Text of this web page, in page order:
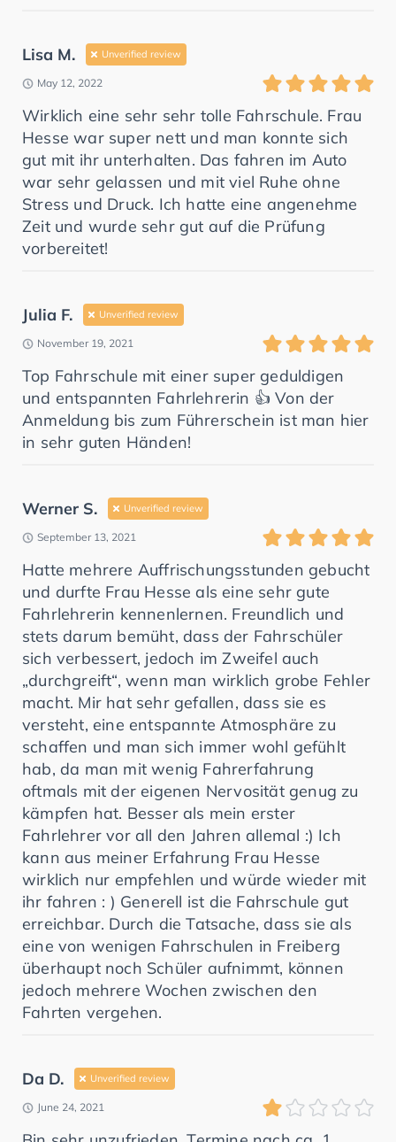
Lisa M. Unverified review
May 12, 2022
Wirklich eine sehr sehr tolle Fahrschule. Frau
Hesse war super nett und man konnte sich
gut mit ihr unterhalten. Das fahren im Auto
war sehr gelassen und mit viel Ruhe ohne
Stress und Druck. Ich hatte eine angenehme
Zeit und wurde sehr gut auf die Prüfung
vorbereitet!
Julia F. Unverified review
November 19, 2021
Top Fahrschule mit einer super geduldigen
und entspannten Fahrlehrerin 👍 Von der
Anmeldung bis zum Führerschein ist man hier
in sehr guten Händen!
Werner S. Unverified review
September 13, 2021
Hatte mehrere Auffrischungsstunden gebucht
und durfte Frau Hesse als eine sehr gute
Fahrlehrerin kennenlernen. Freundlich und
stets darum bemüht, dass der Fahrschüler
sich verbessert, jedoch im Zweifel auch
„durchgreift“, wenn man wirklich grobe Fehler
macht. Mir hat sehr gefallen, dass sie es
versteht, eine entspannte Atmosphäre zu
schaffen und man sich immer wohl gefühlt
hab, da man mit wenig Fahrerfahrung
oftmals mit der eigenen Nervosität genug zu
kämpfen hat. Besser als mein erster
Fahrlehrer vor all den Jahren allemal :) Ich
kann aus meiner Erfahrung Frau Hesse
wirklich nur empfehlen und würde wieder mit
ihr fahren : ) Generell ist die Fahrschule gut
erreichbar. Durch die Tatsache, dass sie als
eine von wenigen Fahrschulen in Freiberg
überhaupt noch Schüler aufnimmt, können
jedoch mehrere Wochen zwischen den
Fahrten vergehen.
Da D. Unverified review
June 24, 2021